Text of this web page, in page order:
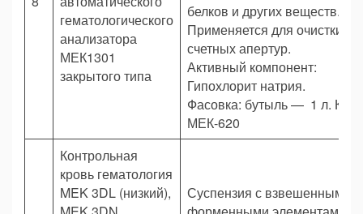
гематологического
анализатора
МЕК1301
закрытого типа
белков и других веществ.
Применяется для очистки
счетных апертур.
Активный компонент:
Гипохлорит натрия.
Фасовка: бутыль — 1 л. Код
МЕК-620
Контрольная
кровь гематология
MEK 3DL (низкий),
Суспензия с взвешенными